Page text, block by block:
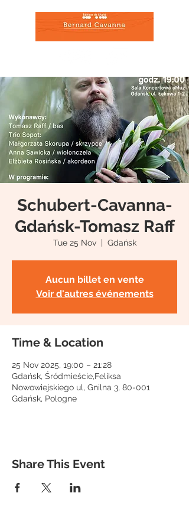
Schubert-Cavanna-
Gdańsk-Tomasz Raff
Tue 25 Nov
  |
Gdańsk
Aucun billet en vente
Voir d'autres événements
Time & Location
25 Nov 2025, 19:00 – 21:28
Gdańsk, Śródmieście,Feliksa
Nowowiejskiego ul, Gnilna 3, 80-001
Gdańsk, Pologne
Share This Event